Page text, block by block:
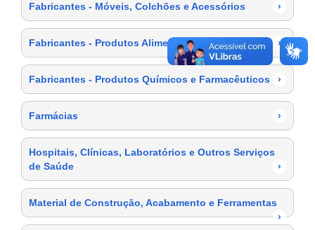
Fabricantes - Móveis, Colchões e Acessórios ›
Fabricantes - Produtos Alimentícios ›
Fabricantes - Produtos Químicos e Farmacêuticos ›
Farmácias ›
Hospitais, Clínicas, Laboratórios e Outros Serviços
de Saúde
›
Material de Construção, Acabamento e Ferramentas
›